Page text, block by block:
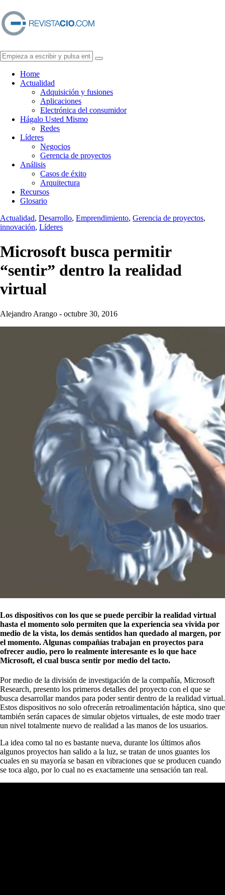
Home
Actualidad
Adquisición y fusiones
Aplicaciones
Electrónica del consumidor
Hágalo Usted Mismo
Redes
Líderes
Negocios
Gerencia de proyectos
Análisis
Casos de éxito
Arquitectura
Recursos
Glosario
Actualidad, Desarrollo, Emprendimiento, Gerencia de proyectos,
innovación, Líderes
Microsoft busca permitir
“sentir” dentro la realidad
virtual
Alejandro Arango - octubre 30, 2016
Los dispositivos con los que se puede percibir la realidad virtual
hasta el momento solo permiten que la experiencia sea vivida por
medio de la vista, los demás sentidos han quedado al margen, por
el momento. Algunas compañías trabajan en proyectos para
ofrecer audio, pero lo realmente interesante es lo que hace
Microsoft, el cual busca sentir por medio del tacto.
Por medio de la división de investigación de la compañía, Microsoft
Research, presento los primeros detalles del proyecto con el que se
busca desarrollar mandos para poder sentir dentro de la realidad virtual.
Estos dispositivos no solo ofrecerán retroalimentación háptica, sino que
también serán capaces de simular objetos virtuales, de este modo traer
un nivel totalmente nuevo de realidad a las manos de los usuarios.
La idea como tal no es bastante nueva, durante los últimos años
algunos proyectos han salido a la luz, se tratan de unos guantes los
cuales en su mayoría se basan en vibraciones que se producen cuando
se toca algo, por lo cual no es exactamente una sensación tan real.